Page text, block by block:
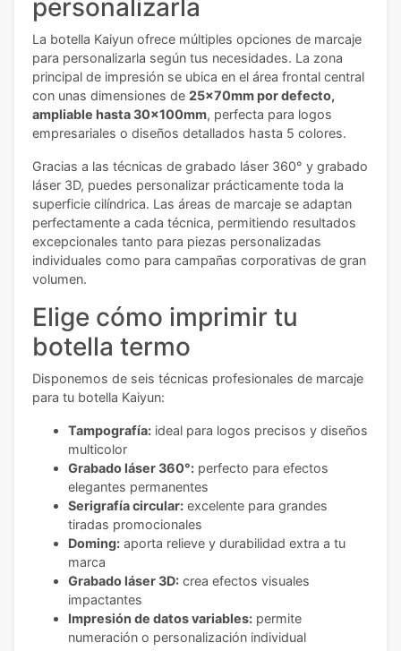
personalizarla
La botella Kaiyun ofrece múltiples opciones de marcaje
para personalizarla según tus necesidades. La zona
principal de impresión se ubica en el área frontal central
con unas dimensiones de 25x70mm por defecto,
ampliable hasta 30x100mm, perfecta para logos
empresariales o diseños detallados hasta 5 colores.
Gracias a las técnicas de grabado láser 360° y grabado
láser 3D, puedes personalizar prácticamente toda la
superficie cilíndrica. Las áreas de marcaje se adaptan
perfectamente a cada técnica, permitiendo resultados
excepcionales tanto para piezas personalizadas
individuales como para campañas corporativas de gran
volumen.
Elige cómo imprimir tu
botella termo
Disponemos de seis técnicas profesionales de marcaje
para tu botella Kaiyun:
Tampografía: ideal para logos precisos y diseños
multicolor
Grabado láser 360°: perfecto para efectos
elegantes permanentes
Serigrafía circular: excelente para grandes
tiradas promocionales
Doming: aporta relieve y durabilidad extra a tu
marca
Grabado láser 3D: crea efectos visuales
impactantes
Impresión de datos variables: permite
numeración o personalización individual